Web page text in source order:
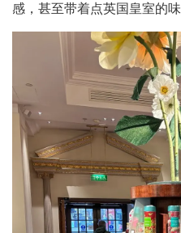
感，甚至带着点英国皇室的